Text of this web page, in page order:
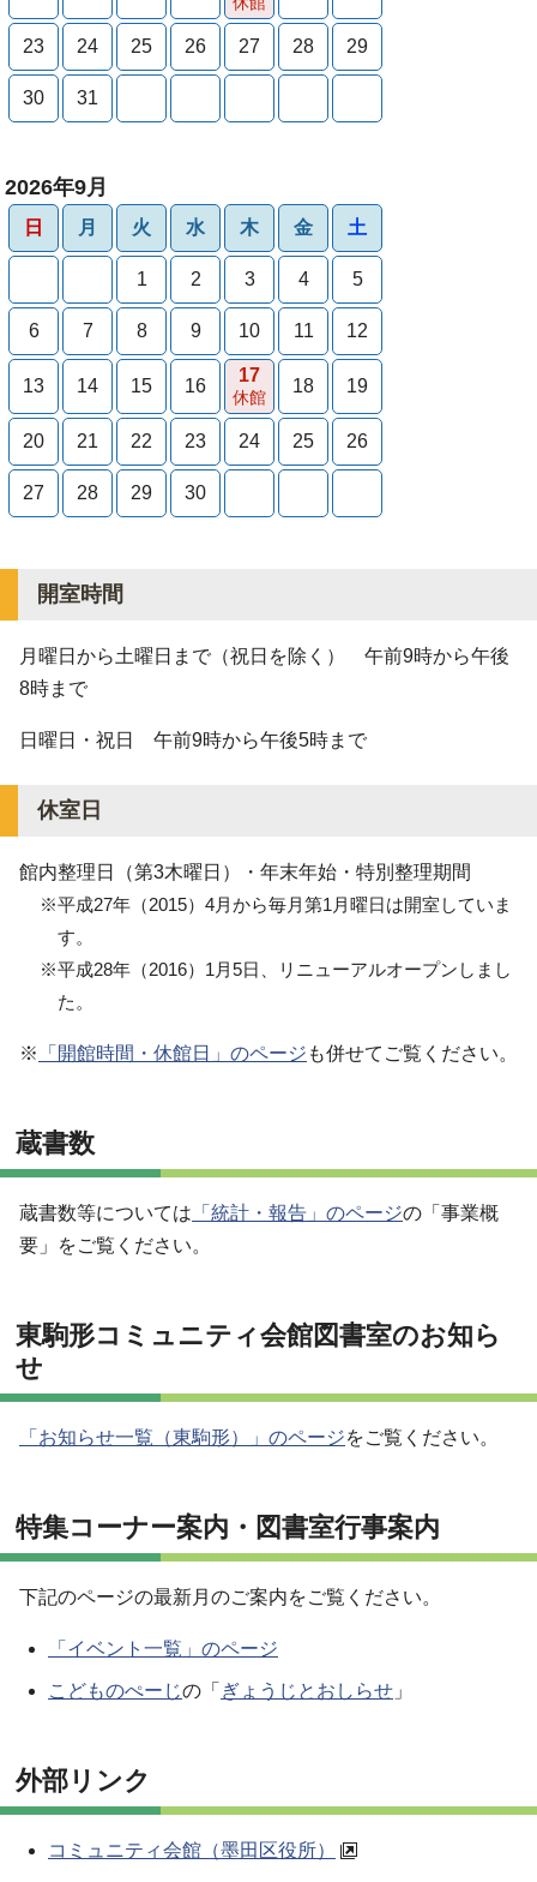
23 24 25 26 27 28 29
30 31
2026年9月
日 月 火 水 木 金 土
1 2 3 4 5
6 7 8 9 10 11 12
13 14 15 16
17
休館
18 19
20 21 22 23 24 25 26
27 28 29 30
開室時間
月曜日から土曜日まで（祝日を除く） 午前9時から午後
8時まで
日曜日・祝日 午前9時から午後5時まで
休室日
館内整理日（第3木曜日）・年末年始・特別整理期間
※平成27年（2015）4月から毎月第1月曜日は開室していま
す。
※平成28年（2016）1月5日、リニューアルオープンしまし
た。
※ 「開館時間・休館日」のページ も併せてご覧ください。
蔵書数
蔵書数等については 「統計・報告」のページの「事業概
要」をご覧ください。
東駒形コミュニティ会館図書室のお知ら
せ
「お知らせ一覧（東駒形）」のページをご覧ください。
特集コーナー案内・図書室行事案内
下記のページの最新月のご案内をご覧ください。
「イベント一覧」のページ
こどものぺーじの「 ぎょうじとおしらせ 」
外部リンク
コミュニティ会館（墨田区役所）